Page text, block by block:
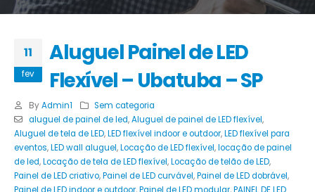
11
fev
Aluguel Painel de LED
Flexível – Ubatuba – SP
By Admin1
Sem categoria
aluguel de painel de led,Aluguel de painel de LED flexível,
Aluguel de tela de LED,LED flexível indoor e outdoor,LED flexível para
eventos,LED wall aluguel,Locação de LED flexível,locação de painel
de led,Locação de tela de LED flexível,Locação de telão de LED,
Painel de LED criativo,Painel de LED curvável,Painel de LED dobrável,